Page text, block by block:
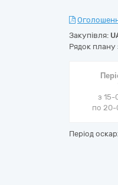
Закупівля:
Рядок плану
з 15-
по 20-
Період